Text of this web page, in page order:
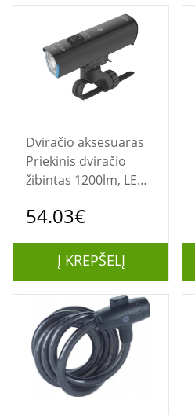
Dviračio aksesuaras
Priekinis dviračio
žibintas 1200lm, LED,
54.03€
Į KREPŠELĮ